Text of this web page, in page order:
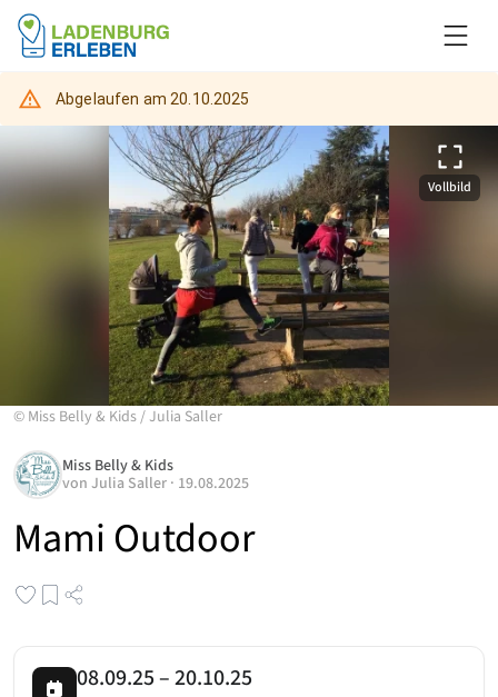
Abgelaufen am 20.10.2025
Vollbild
© Miss Belly & Kids/ Julia Saller
Mami Outdoor
Miss Belly & Kids
von Julia Saller · 19.08.2025
08.09.25–20.10.25